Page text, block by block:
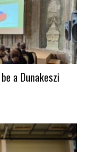
a Dunakeszi